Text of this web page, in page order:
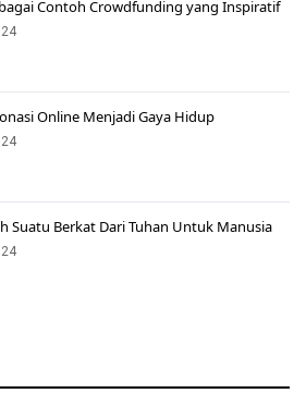
Contoh Crowdfunding yang Inspiratif
Online Menjadi Gaya Hidup
Suatu Berkat Dari Tuhan Untuk Manusia